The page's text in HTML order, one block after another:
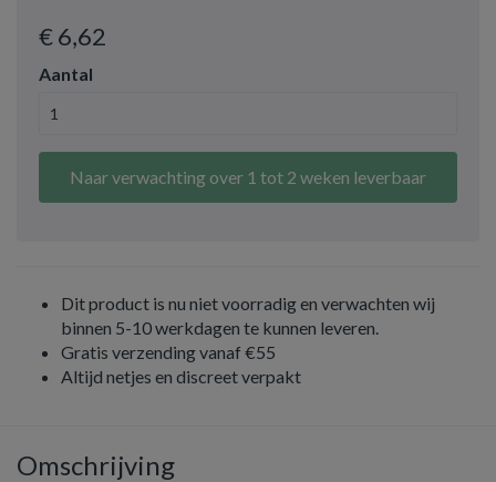
€ 6,62
Aantal
Naar verwachting over 1 tot 2 weken leverbaar
Dit product is nu niet voorradig en verwachten wij
binnen 5-10 werkdagen te kunnen leveren.
Gratis verzending vanaf €55
Altijd netjes en discreet verpakt
Omschrijving